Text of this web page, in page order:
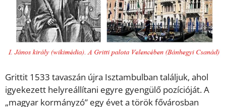
Grittit 1533 tavaszán újra Isztambulban találjuk, ahol
igyekezett helyreállítani egyre gyengülő pozícióját. A
„magyar kormányzó” egy évet a török fővárosban